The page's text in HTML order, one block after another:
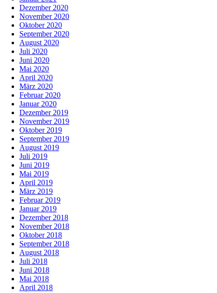
Dezember 2020
November 2020
Oktober 2020
September 2020
August 2020
Juli 2020
Juni 2020
Mai 2020
April 2020
März 2020
Februar 2020
Januar 2020
Dezember 2019
November 2019
Oktober 2019
September 2019
August 2019
Juli 2019
Juni 2019
Mai 2019
April 2019
März 2019
Februar 2019
Januar 2019
Dezember 2018
November 2018
Oktober 2018
September 2018
August 2018
Juli 2018
Juni 2018
Mai 2018
April 2018